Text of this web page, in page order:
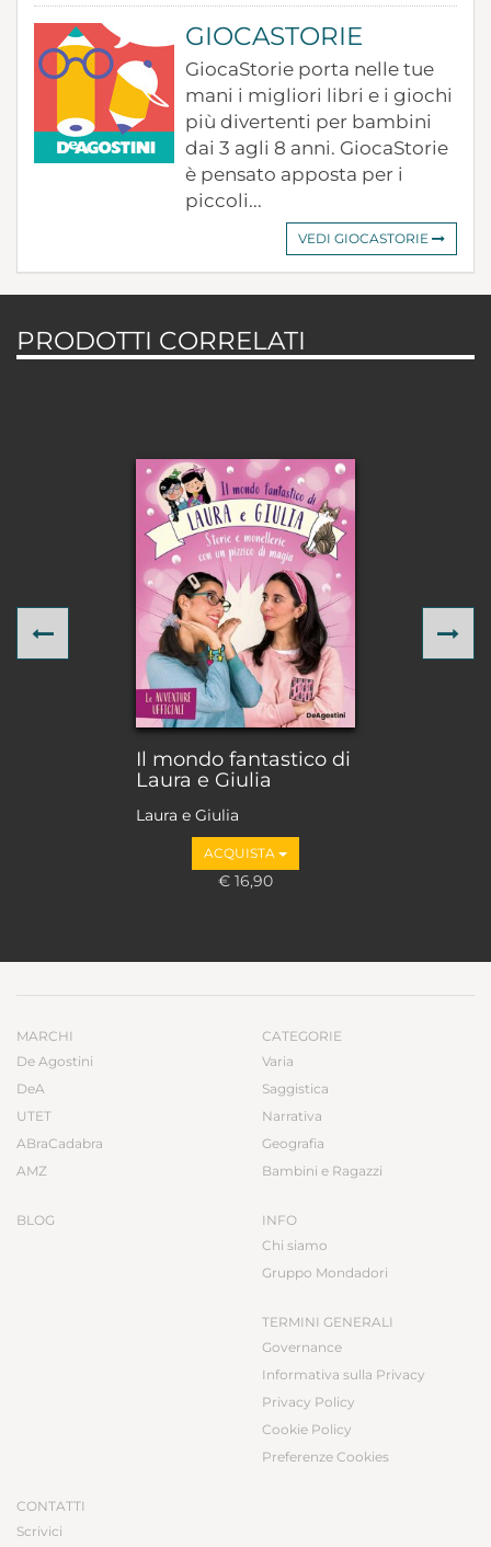
GIOCASTORIE
GiocaStorie porta nelle tue
mani i migliori libri e i giochi
più divertenti per bambini
dai 3 agli 8 anni. GiocaStorie
è pensato apposta per i
piccoli...
VEDI GIOCASTORIE
PRODOTTI CORRELATI
Il mondo fantastico di
Laura e Giulia
Laura e Giulia
ACQUISTA
€ 16,90
Previous
MARCHI
De Agostini
DeA
UTET
ABraCadabra
AMZ
BLOG
CATEGORIE
Varia
Saggistica
Narrativa
Geografia
Bambini e Ragazzi
INFO
Chi siamo
Gruppo Mondadori
TERMINI GENERALI
Governance
Informativa sulla Privacy
Privacy Policy
Cookie Policy
Preferenze Cookies
CONTATTI
Scrivici